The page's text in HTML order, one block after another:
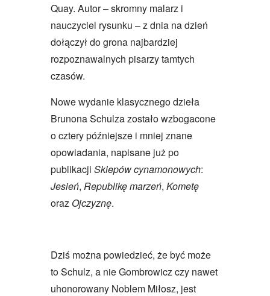
Quay. Autor – skromny malarz i
nauczyciel rysunku – z dnia na dzień
dołączył do grona najbardziej
rozpoznawalnych pisarzy tamtych
czasów.
Nowe wydanie klasycznego dzieła
Brunona Schulza zostało wzbogacone
o cztery późniejsze i mniej znane
opowiadania, napisane już po
publikacji Sklepów cynamonowych:
Jesień, Republikę marzeń, Kometę
oraz Ojczyznę.
Dziś można powiedzieć, że być może
to Schulz, a nie Gombrowicz czy nawet
uhonorowany Noblem Miłosz, jest